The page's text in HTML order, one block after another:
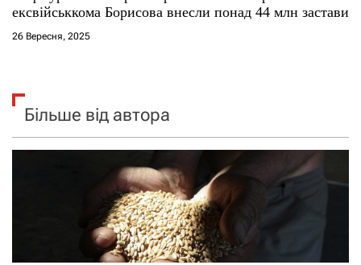
ексвійськкома Борисова внесли понад 44 млн застави
26 Вересня, 2025
Більше від автора